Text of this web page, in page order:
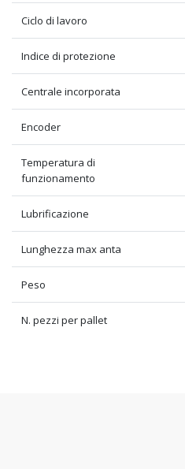
Ciclo di lavoro
Indice di protezione
Centrale incorporata
Encoder
Temperatura di
funzionamento
Lubrificazione
Lunghezza max anta
Peso
N. pezzi per pallet